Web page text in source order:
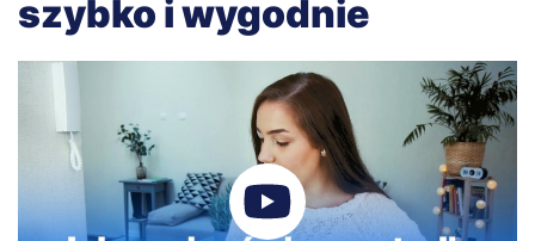
szybko i wygodnie